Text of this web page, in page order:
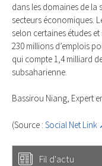
dans les domaines de la
secteurs économiques.
selon certaines études
230 millions d’emplois
qui compte 1,4 milliard
subsaharienne.
Bassirou Niang, Expert
(Source : Social Net Link
Fil d'actu